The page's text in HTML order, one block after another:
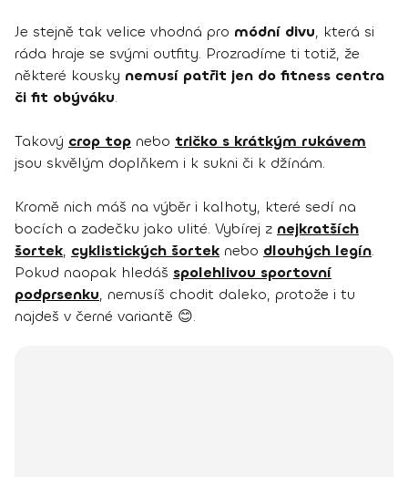
Je stejně tak velice vhodná pro módní divu, která si
ráda hraje se svými outfity. Prozradíme ti totiž, že
některé kousky nemusí patřit jen do fitness centra
či fit obýváku.
Takový crop top nebo tričko s krátkým rukávem
jsou skvělým doplňkem i k sukni či k džínám.
Kromě nich máš na výběr i kalhoty, které sedí na
bocích a zadečku jako ulité. Vybírej z nejkratších
šortek, cyklistických šortek nebo dlouhých legín.
Pokud naopak hledáš spolehlivou sportovní
podprsenku, nemusíš chodit daleko, protože i tu
najdeš v černé variantě 😊.